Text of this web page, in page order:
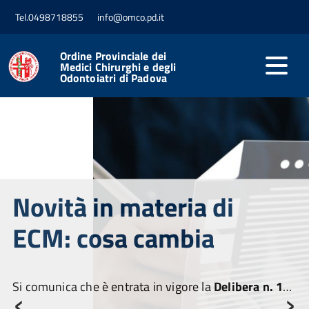
Tel.0498718855 info@omco.pd.it
Ordine Provinciale dei
Medici Chirurghi e degli
Odontoiatri di Padova
Novità in materia di
ECM: cosa cambia
Si comunica che è entrata in vigore laDelibera n. 1/2025